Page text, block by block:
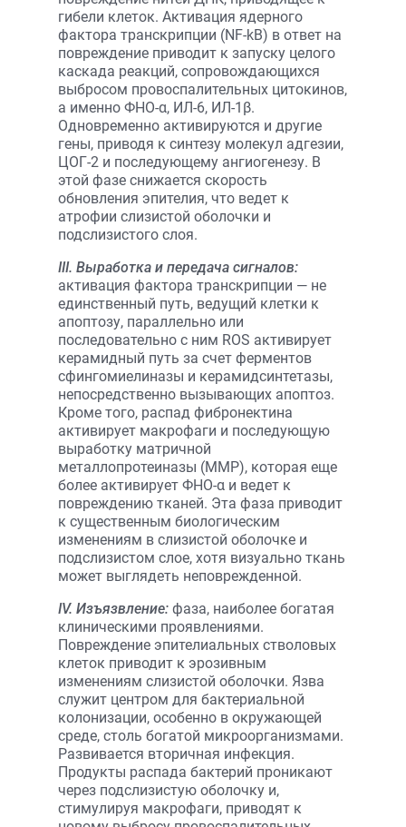
гибели клеток. Активация ядерного
фактора транскрипции (NF-kB) в ответ на
повреждение приводит к запуску целого
каскада реакций, сопровождающихся
выбросом провоспалительных цитокинов,
а именно ФНО-α, ИЛ-6, ИЛ-1β.
Одновременно активируются и другие
гены, приводя к синтезу молекул адгезии,
ЦОГ-2 и последующему ангиогенезу. В
этой фазе снижается скорость
обновления эпителия, что ведет к
атрофии слизистой оболочки и
подслизистого слоя.
III. Выработка и передача сигналов:
активация фактора транскрипции — не
единственный путь, ведущий клетки к
апоптозу, параллельно или
последовательно с ним ROS активирует
керамидный путь за счет ферментов
сфингомиелиназы и керамидсинтетазы,
непосредственно вызывающих апоптоз.
Кроме того, распад фибронектина
активирует макрофаги и последующую
выработку матричной
металлопротеиназы (ММР), которая еще
более активирует ФНО-α и ведет к
повреждению тканей. Эта фаза приводит
к существенным биологическим
изменениям в слизистой оболочке и
подслизистом слое, хотя визуально ткань
может выглядеть неповрежденной.
IV. Изъязвление: фаза, наиболее богатая
клиническими проявлениями.
Повреждение эпителиальных стволовых
клеток приводит к эрозивным
изменениям слизистой оболочки. Язва
служит центром для бактериальной
колонизации, особенно в окружающей
среде, столь богатой микроорганизмами.
Развивается вторичная инфекция.
Продукты распада бактерий проникают
через подслизистую оболочку и,
стимулируя макрофаги, приводят к